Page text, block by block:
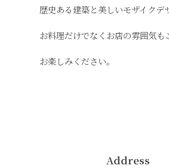
歴史ある建築と美しいモザイクデ
お料理だけでなくお店の雰囲気も
お楽しみください。
Address